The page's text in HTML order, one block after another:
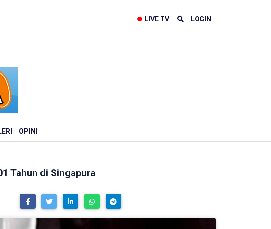
LIVE TV LOGIN
OPINI
Tahun di Singapura